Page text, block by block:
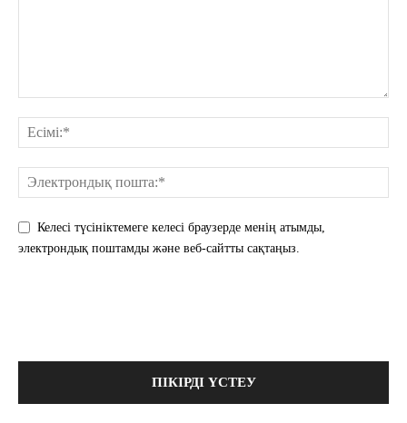
Келесі түсініктемеге келесі браузерде менің атымды,
электрондық поштамды және веб-сайтты сақтаңыз.